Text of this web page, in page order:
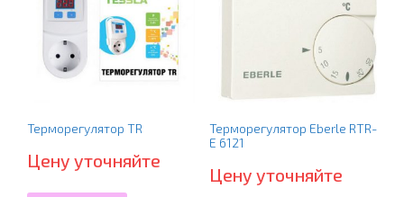
Терморегулятор TR
Цену уточняйте
Терморегулятор Eberle RTR-
E 6121
Цену уточняйте